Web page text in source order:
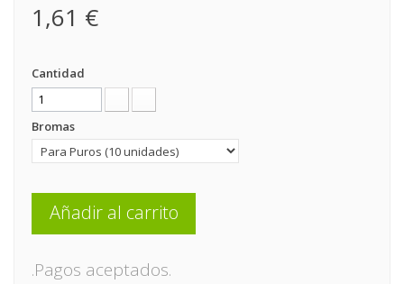
1,61 €
Cantidad
Bromas
Añadir al carrito
.Pagos aceptados.